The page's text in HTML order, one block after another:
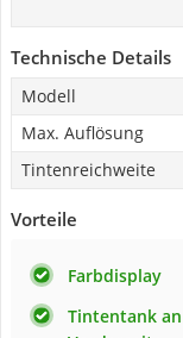
Technische Details
Modell
Max. Auflösung
Tintenreichweite
Vorteile
Farbdisplay
Tintentank